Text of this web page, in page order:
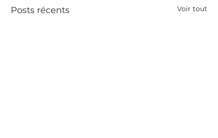
Posts récents Voir tout